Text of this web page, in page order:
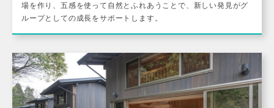
場を作り、五感を使って自然とふれあうことで、新しい発見がグ
ループとしての成長をサポートします。